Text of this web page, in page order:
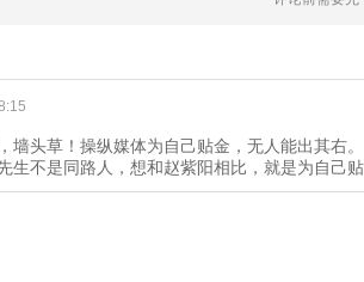
墙头草！操纵媒体为自己贴金，无人能出其右
生不是同路人，想和赵紫阳相比，就是为自己